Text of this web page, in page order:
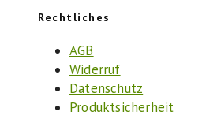
Rechtliches
AGB
Widerruf
Datenschutz
Produktsicherheit